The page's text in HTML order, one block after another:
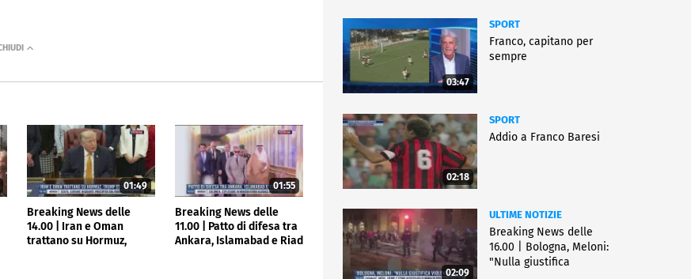
01:49
Breaking News delle
14.00 | Iran e Oman
trattano su Hormuz,
01:55
Breaking News delle
11.00 | Patto di difesa tra
Ankara, Islamabad e Riad
03:47
SPORT
Franco, capitano per
sempre
02:18
SPORT
Addio a Franco Baresi
02:09
ULTIME NOTIZIE
Breaking News delle
16.00 | Bologna, Meloni:
"Nulla giustifica